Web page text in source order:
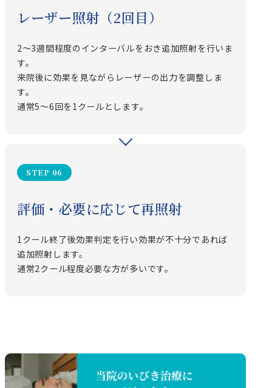
レーザー照射（2回目）
2〜3週間程度のインターバルをおき追加照射を行いま
す。
来院後に効果を見ながらレーザーの出力を調整しま
す。
通常5～6回を1クールとします。
STEP 06
評価・必要に応じて再照射
1クール終了後効果判定を行い効果が不十分であれば
追加照射します。
通常2クール程度必要な方が多いです。